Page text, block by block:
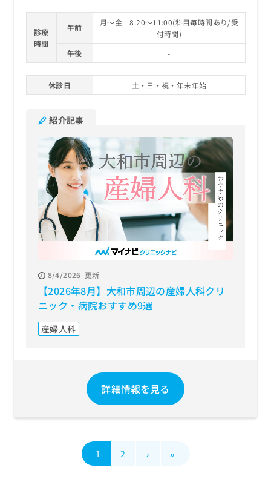
診療
時間
午前
月～金 8:20～11:00(科目毎時間あり/受
付時間)
午後
-
休診日 土・日・祝・年末年始
紹介記事
8/4/2026 更新
【2026年8月】大和市周辺の産婦人科クリ
ニック・病院おすすめ9選
産婦人科
詳細情報を見る
1 2 › »